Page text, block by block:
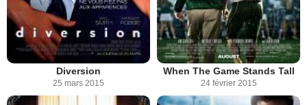
Diversion
25 mars 2015
When The Game Stands Tall
24 février 2015